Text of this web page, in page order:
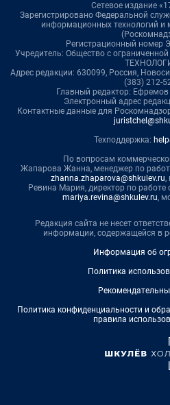
Сетевое издание
Зарегистрировано Федеральной
информационных технологий и
Регистрационный номер
Учредитель: Общество с
Адрес редакции: 630099, Россия,
(383) 212-
Главный редактор:
Электронный адрес
Контактные данные для
Техподдержка:
По вопросам
Жапарова Жанна, менеджер по
zhanna.zhaparova@shkulev.ru,
Ревина Мария, директор по
mariya.revina@shkulev.ru,
Редакция сайта не несет
информации, содержащейся в
Информация об
Политика
Политика конфиденциальности и
правила